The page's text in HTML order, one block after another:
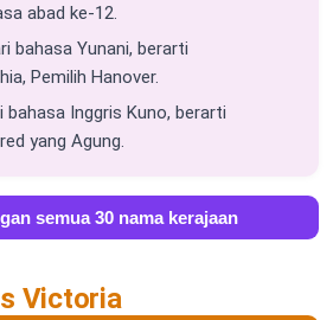
abad ke-12.
bahasa Yunani, berarti
Pemilih Hanover.
bahasa Inggris Kuno, berarti
yang Agung.
semua 30 nama kerajaan
Victoria